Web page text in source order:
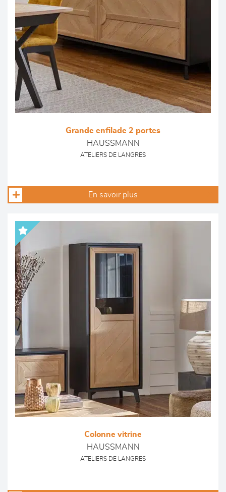
Grande enfilade 2 portes
HAUSSMANN
ATELIERS DE LANGRES
En savoir plus
Colonne vitrine
HAUSSMANN
ATELIERS DE LANGRES